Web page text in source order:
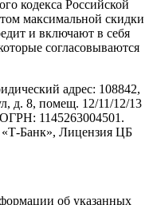
кодекса Российской
максимальной скидки
и включают в себя
согласовываются
адрес: 108842,
д. 8, помещ. 12/11/12/13
1145263004501.
«Т-Банк», Лицензия ЦБ
об указанных